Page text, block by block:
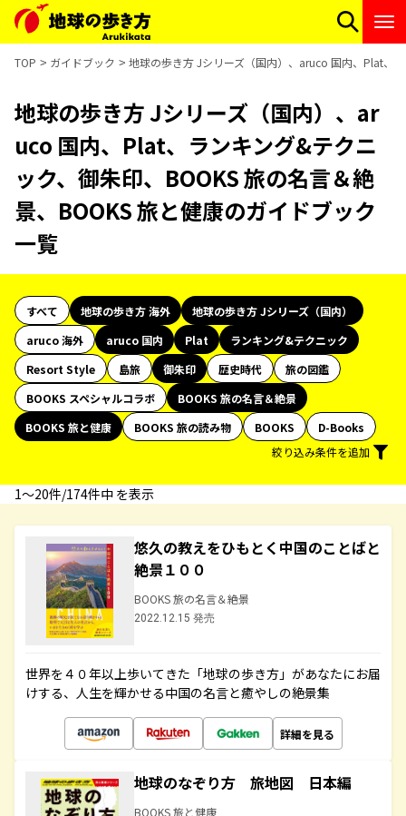
TOP ガイドブック 地球の歩き方 Jシリーズ（国内）、aruco 国内、Plat、
地球の歩き方 Jシリーズ（国内）、ar
uco 国内、Plat、ランキング&テクニ
ック、御朱印、BOOKS 旅の名言＆絶
景、BOOKS 旅と健康のガイドブック
一覧
すべて 地球の歩き方 海外
地球の歩き方 Jシリーズ（国内）
aruco 海外
aruco 国内 Plat
ランキング&テクニック
Resort Style
島旅 御朱印 歴史時代
旅の図鑑
BOOKS スペシャルコラボ
BOOKS 旅の名言＆絶景
BOOKS 旅と健康
BOOKS 旅の読み物 BOOKS
D-Books
絞り込み条件を追加
1〜20件/174件中 を表示
悠久の教えをひもとく中国のことばと
絶景１００
BOOKS 旅の名言＆絶景
2022.12.15 発売
世界を４０年以上歩いてきた「地球の歩き方」があなたにお届
けする、人生を輝かせる中国の名言と癒やしの絶景集
詳細を見る
地球のなぞり方 旅地図 日本編
BOOKS 旅と健康